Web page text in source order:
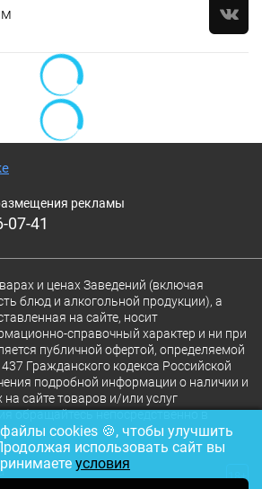
рекламы
07-41
и ценах Заведений (включая
блюд и алкогольной продукции), а
на сайте, носит
справочный характер и ни при
публичной офертой, определяемой
Гражданского кодекса Российской
подробной информации о наличии и
сайте товаров и/или услуг
обращайтесь непосредственно в
18+
cookies 🍪, чтобы улучшить
использовать сайт вы
условия